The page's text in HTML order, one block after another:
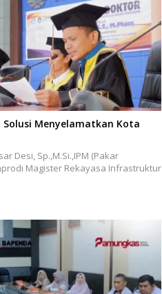
Solusi Menyelamatkan Kota
Desi, Sp.,M.Si.,IPM (Pakar
Magister Rekayasa Infrastruktur